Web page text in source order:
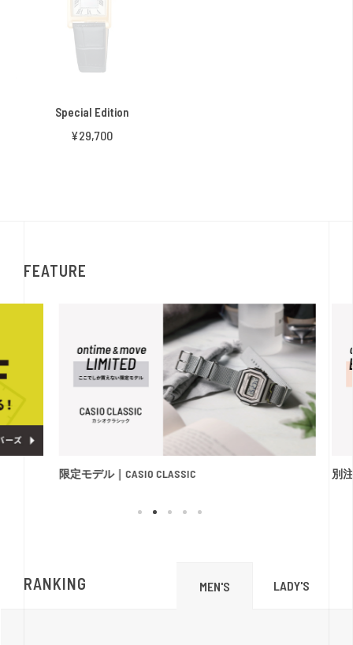
Special Edition
¥29,700
FEATURE
限定モデル｜CASIO CLASSIC 別注モデル
RANKING MEN'S LADY'S